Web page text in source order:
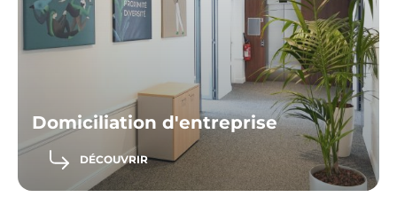
Domiciliation d'entreprise
DÉCOUVRIR